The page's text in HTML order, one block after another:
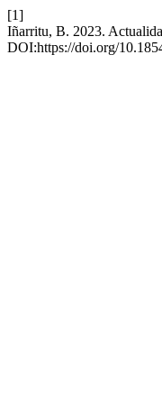
[1]
Iñarritu, B. 2023.
DOI:https://doi.org/